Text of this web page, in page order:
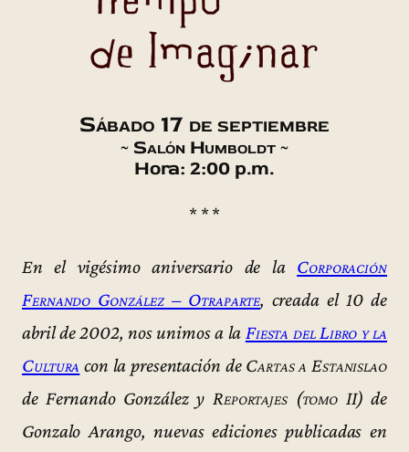
Sábado 17 de septiembre
~ Salón Humboldt~
Hora: 2:00 p.m.
* * *
En el vigésimo aniversario de la Corporación
Fernando González – Otraparte, creada el 10 de
abril de 2002, nos unimos a la Fiesta del Libro y la
Cultura con la presentación de Cartas a Estanislao
de Fernando González y Reportajes (tomo II) de
Gonzalo Arango, nuevas ediciones publicadas en